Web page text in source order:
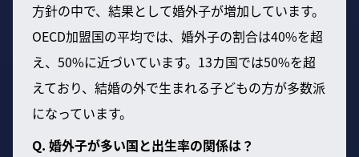
方針の中で、結果として婚外子が増加しています。
OECD加盟国の平均では、婚外子の割合は40%を超
え、50%に近づいています。13カ国では50%を超
えており、結婚の外で生まれる子どもの方が多数派
になっています。
Q. 婚外子が多い国と出生率の関係は？